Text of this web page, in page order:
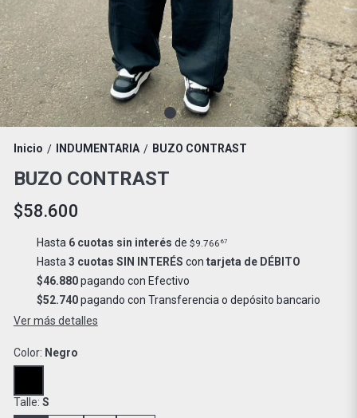
Inicio / INDUMENTARIA / BUZO CONTRAST
BUZO CONTRAST
$58.600
Hasta 6 cuotas sin interés de $9.766 67
Hasta 3 cuotas SIN INTERÉS con tarjeta de DÉBITO
$46.880pagando con Efectivo
$52.740pagando con Transferencia o depósito bancario
Ver más detalles
Color: Negro
Talle: S